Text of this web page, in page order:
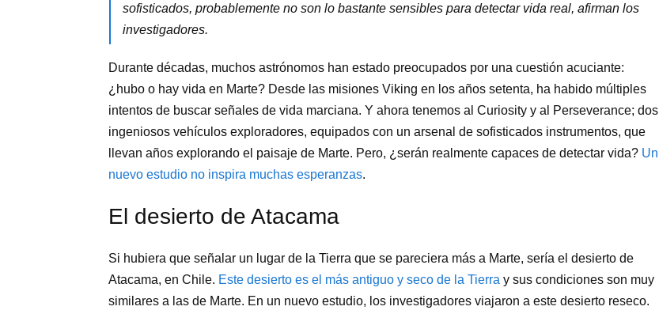
sofisticados, probablemente no son lo bastante sensibles para detectar vida real, afirman los
investigadores.
Durante décadas, muchos astrónomos han estado preocupados por una cuestión acuciante:
¿hubo o hay vida en Marte? Desde las misiones Viking en los años setenta, ha habido múltiples
intentos de buscar señales de vida marciana. Y ahora tenemos al Curiosity y al Perseverance; dos
ingeniosos vehículos exploradores, equipados con un arsenal de sofisticados instrumentos, que
llevan años explorando el paisaje de Marte. Pero, ¿serán realmente capaces de detectar vida? Un
nuevo estudio no inspira muchas esperanzas.
El desierto de Atacama
Si hubiera que señalar un lugar de la Tierra que se pareciera más a Marte, sería el desierto de
Atacama, en Chile. Este desierto es el más antiguo y seco de la Tierra y sus condiciones son muy
similares a las de Marte. En un nuevo estudio, los investigadores viajaron a este desierto reseco.